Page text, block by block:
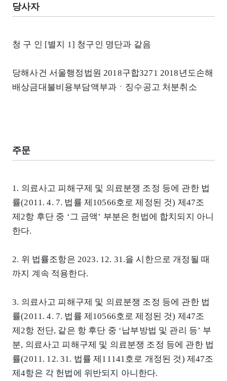
당사자
청 구 인 [별지 1] 청구인 명단과 같음
당해사건 서울행정법원 2018구합3271 2018년도손해
배상금대불비용부담액부과ㆍ징수공고 처분취소
주문
1. 의료사고 피해구제 및 의료분쟁 조정 등에 관한 법
률(2011. 4. 7. 법률 제10566호로 제정된 것) 제47조
제2항 후단 중 ‘그 금액’ 부분은 헌법에 합치되지 아니
한다.
2. 위 법률조항은 2023. 12. 31.을 시한으로 개정될 때
까지 계속 적용한다.
3. 의료사고 피해구제 및 의료분쟁 조정 등에 관한 법
률(2011. 4. 7. 법률 제10566호로 제정된 것) 제47조
제2항 전단, 같은 항 후단 중 ‘납부방법 및 관리 등’ 부
분, 의료사고 피해구제 및 의료분쟁 조정 등에 관한 법
률(2011. 12. 31. 법률 제11141호로 개정된 것) 제47조
제4항은 각 헌법에 위반되지 아니한다.